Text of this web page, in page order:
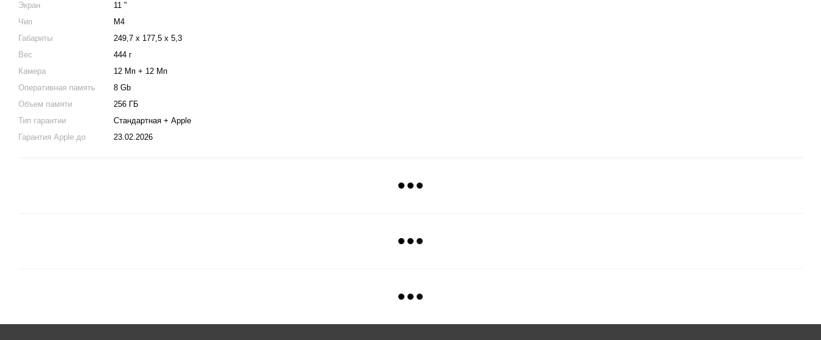
Экран
11 "
Чип
M4
Габариты
249,7 x 177,5 x 5,3
Вес
444 г
Камера
12 Мп + 12 Мп
Оперативная память
8 Gb
Объем памяти
256 ГБ
Тип гарантии
Стандартная + Apple
Гарантия Apple до
23.02.2026